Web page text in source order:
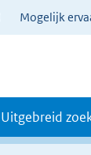
Mogelijk
Uitgebreid